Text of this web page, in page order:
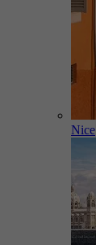
Nice